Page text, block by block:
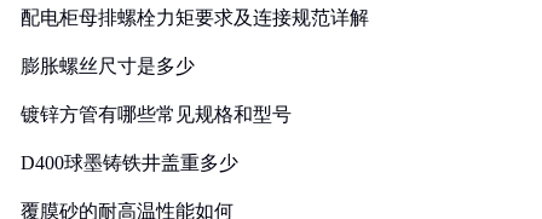
配电柜母排螺栓力矩要求及连接规范详解
膨胀螺丝尺寸是多少
镀锌方管有哪些常见规格和型号
D400球墨铸铁井盖重多少
覆膜砂的耐高温性能如何